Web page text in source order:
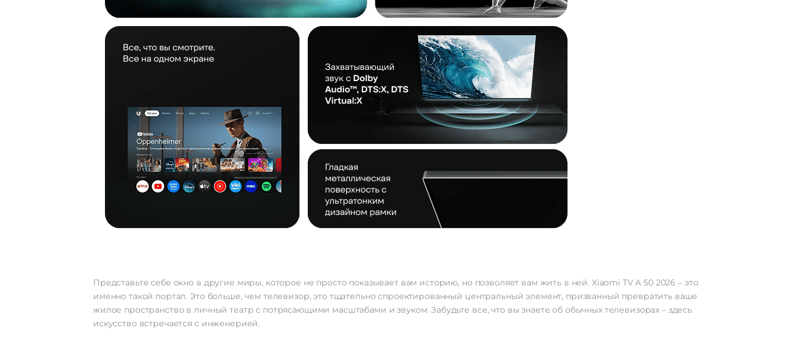
Представьте себе окно в другие миры, которое не просто показывает вам историю, но позволяет вам жить в ней. Xiaomi TV A 50 2026 – это
именно такой портал. Это больше, чем телевизор, это тщательно спроектированный центральный элемент, призванный превратить ваше
жилое пространство в личный театр с потрясающими масштабами и звуком. Забудьте все, что вы знаете об обычных телевизорах – здесь
искусство встречается с инженерией.